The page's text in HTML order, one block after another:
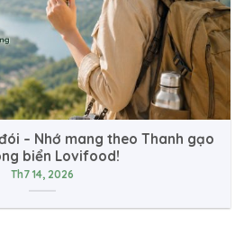
– Nhớ mang theo Thanh gạo
biển Lovifood!
Th7 14, 2026